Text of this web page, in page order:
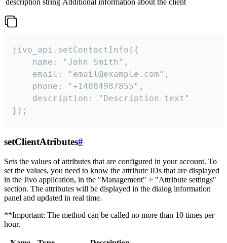
description string Additional information about the client
jivo_api.setContactInfo({
    name: "John Smith",
    email: "email@example.com",
    phone: "+14084987855",
    description: "Description text"
});
setClientAtributes#
Sets the values ​​of attributes that are configured in your account. To
set the values, you need to know the attribute IDs that are displayed
in the Jivo application, in the "Management" > "Attribute settings"
section. The attributes will be displayed in the dialog information
panel and updated in real time.
**Important: The method can be called no more than 10 times per
hour.